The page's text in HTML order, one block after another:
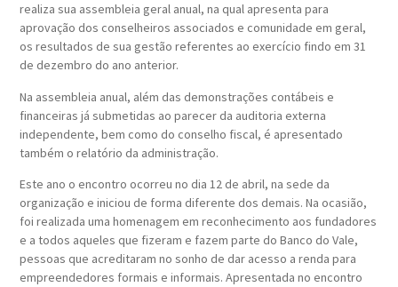
realiza sua assembleia geral anual, na qual apresenta para
aprovação dos conselheiros associados e comunidade em geral,
os resultados de sua gestão referentes ao exercício findo em 31
de dezembro do ano anterior.
Na assembleia anual, além das demonstrações contábeis e
financeiras já submetidas ao parecer da auditoria externa
independente, bem como do conselho fiscal, é apresentado
também o relatório da administração.
Este ano o encontro ocorreu no dia 12 de abril, na sede da
organização e iniciou de forma diferente dos demais. Na ocasião,
foi realizada uma homenagem em reconhecimento aos fundadores
e a todos aqueles que fizeram e fazem parte do Banco do Vale,
pessoas que acreditaram no sonho de dar acesso a renda para
empreendedores formais e informais. Apresentada no encontro